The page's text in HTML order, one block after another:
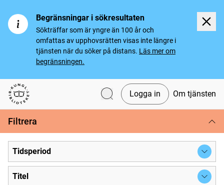
Begränsningar i sökresultaten
Sökträffar som är yngre än 100 år och
omfattas av upphovsrätten visas inte längre i
tjänsten när du söker på distans. Läs mer om
begränsningen.
Svenska tidningar
Logga in Om tjänsten
Filtrera
Tidsperiod
Titel